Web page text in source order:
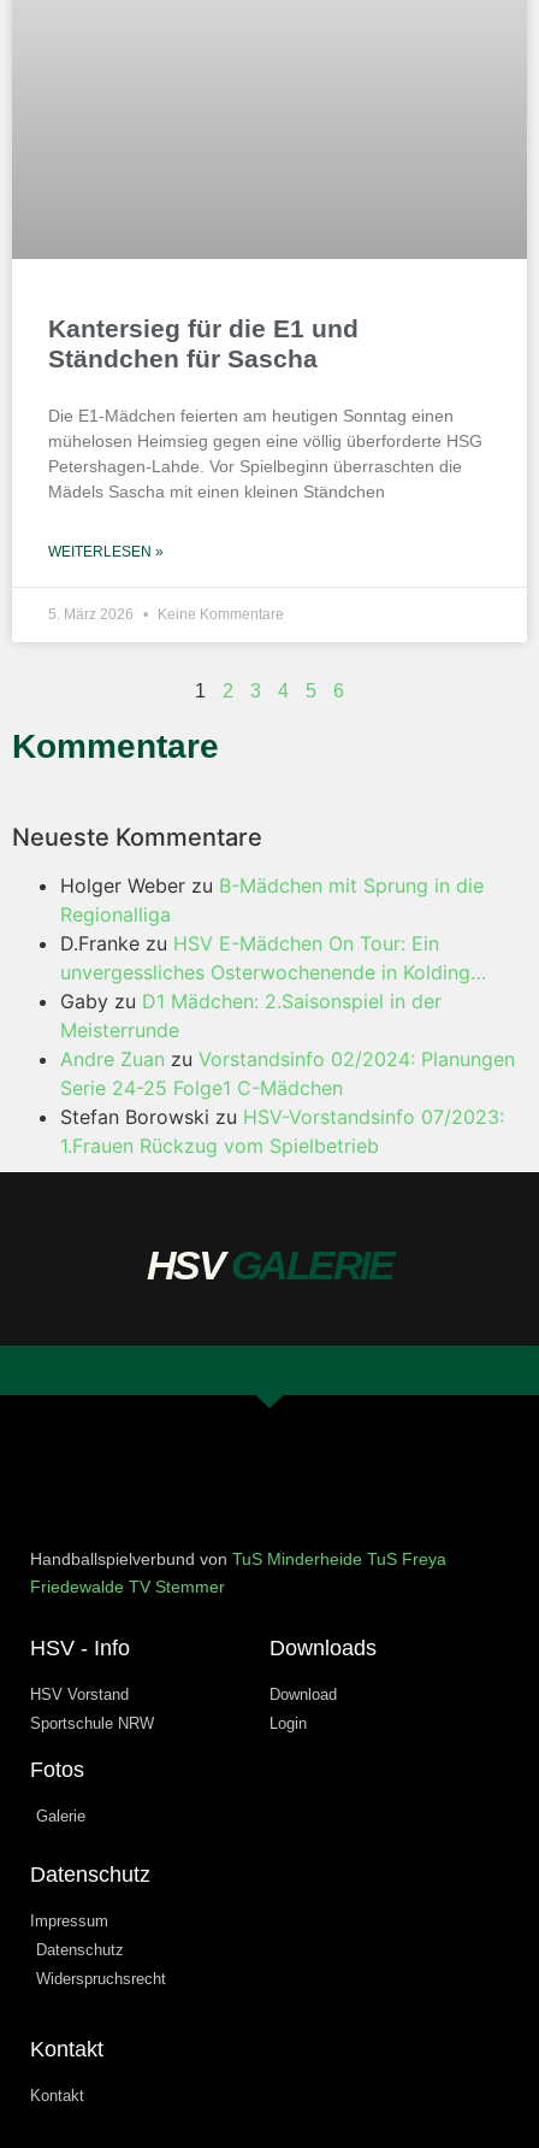
Kantersieg für die E1 und
Ständchen für Sascha
Die E1-Mädchen feierten am heutigen Sonntag einen
mühelosen Heimsieg gegen eine völlig überforderte HSG
Petershagen-Lahde. Vor Spielbeginn überraschten die
Mädels Sascha mit einen kleinen Ständchen
WEITERLESEN »
5. März 2026 Keine Kommentare
1 2 3 4 5 6
Kommentare
Neueste Kommentare
Holger Weber zu B-Mädchen mit Sprung in die
Regionalliga
D.Franke zu HSV E-Mädchen On Tour: Ein
unvergessliches Osterwochenende in Kolding…
Gaby zu D1 Mädchen: 2.Saisonspiel in der
Meisterrunde
Andre Zuan zu Vorstandsinfo 02/2024: Planungen
Serie 24-25 Folge1 C-Mädchen
Stefan Borowski zu HSV-Vorstandsinfo 07/2023:
1.Frauen Rückzug vom Spielbetrieb
HSVGALERIE
Handballspielverbund von TuS Minderheide TuS Freya
Friedewalde TV Stemmer
HSV - Info
HSV Vorstand
Sportschule NRW
Fotos
Galerie
Downloads
Download
Login
Datenschutz
Impressum
Datenschutz
Widerspruchsrecht
Kontakt
Kontakt